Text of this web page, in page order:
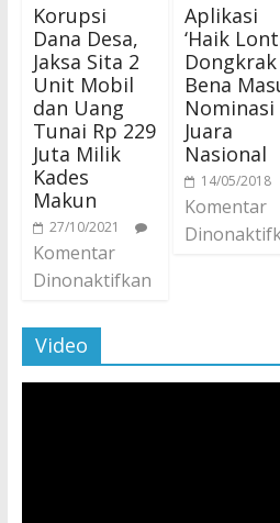
Korupsi
Dana Desa,
Jaksa Sita 2
Unit Mobil
dan Uang
Tunai Rp 229
Juta Milik
Kades
Makun
27/10/2021
Komentar
Dinonaktifkan
Aplikasi
‘Haik
Dongkrak
Bena
Nominasi
Juara
Nasional
14/05/2018
Komentar
Video